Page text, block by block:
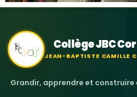
Collège JBC
JEAN-BAPTISTE CAMILLE
Grandir, apprendre et construire